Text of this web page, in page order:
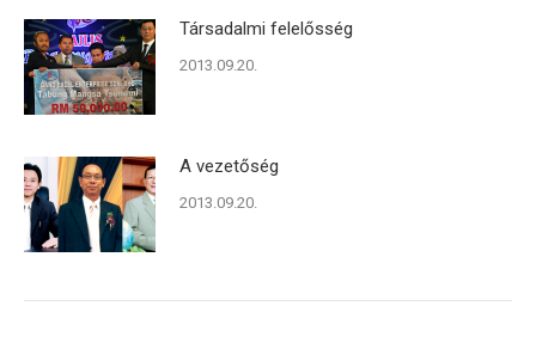
Társadalmi felelősség
2013.09.20.
A vezetőség
2013.09.20.